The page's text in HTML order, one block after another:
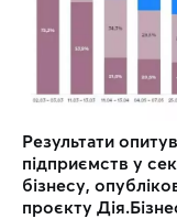
Результати
підприємств у
бізнесу,
проєкту